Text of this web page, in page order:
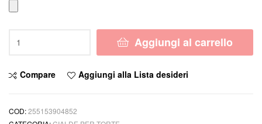
MINNIE
con
NOME
Ostia
Aggiungi al carrello
Compare Aggiungi alla Lista desideri
COD:255153904852